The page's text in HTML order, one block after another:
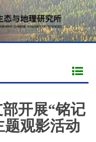
开展“铭记
题观影活动